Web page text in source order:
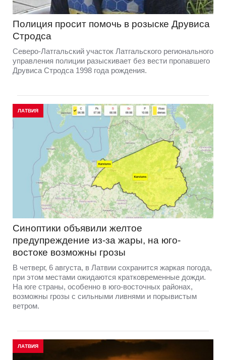
Полиция просит помочь в розыске Друвиса
Стродса
Северо-Латгальский участок Латгальского регионального
управления полиции разыскивает без вести пропавшего
Друвиса Стродса 1998 года рождения.
ЛАТВИЯ
Синоптики объявили желтое
предупреждение из-за жары, на юго-
востоке возможны грозы
В четверг, 6 августа, в Латвии сохранится жаркая погода,
при этом местами ожидаются кратковременные дожди.
На юге страны, особенно в юго-восточных районах,
возможны грозы с сильными ливнями и порывистым
ветром.
ЛАТВИЯ